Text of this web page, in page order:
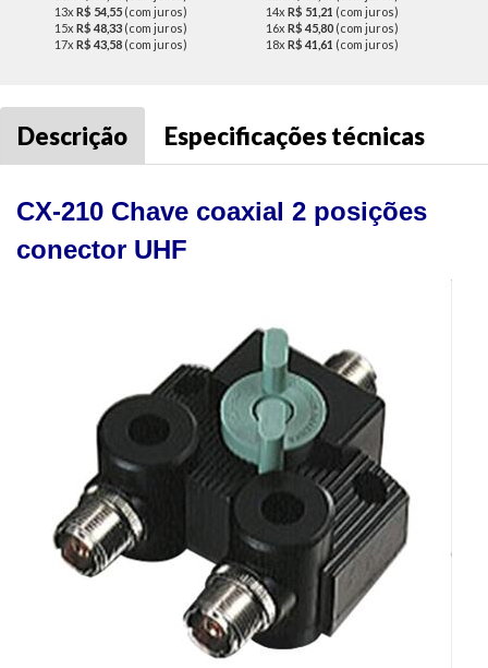
13x R$ 54,55 (com juros) 14x R$ 51,21 (com juros)
15x R$ 48,33 (com juros) 16x R$ 45,80 (com juros)
17x R$ 43,58 (com juros) 18x R$ 41,61 (com juros)
Descrição Especificações técnicas
CX-210 Chave coaxial 2 posições
conector UHF